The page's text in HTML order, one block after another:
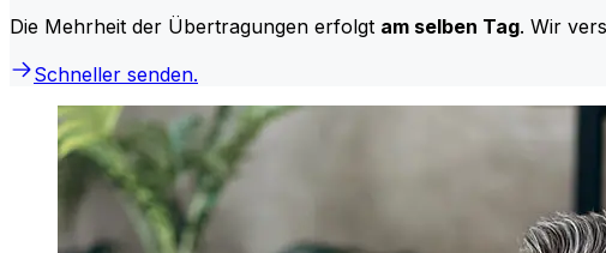
Die Mehrheit der Übertragungen erfolgt am selben Tag. Wir
Schneller senden.